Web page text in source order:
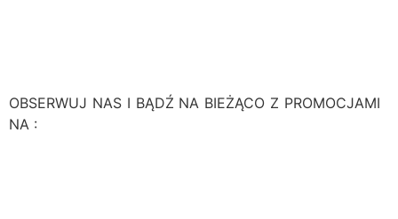
OBSERWUJ NAS I BĄDŹ NA BIEŻĄCO Z PROMOCJAMI
NA :